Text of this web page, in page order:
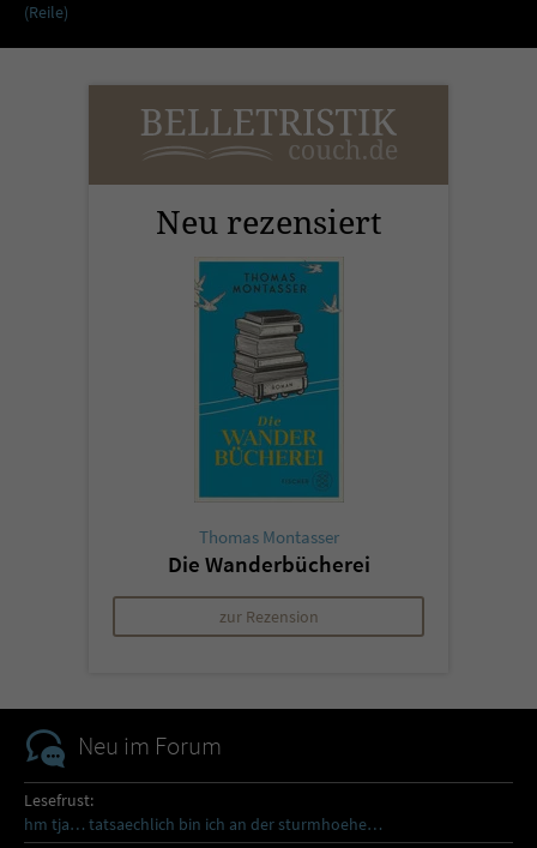
(Reile)
Neu rezensiert
Thomas Montasser
Die Wanderbücherei
zur Rezension
Neu im Forum
Lesefrust:
hm tja… tatsaechlich bin ich an der sturmhoehe…